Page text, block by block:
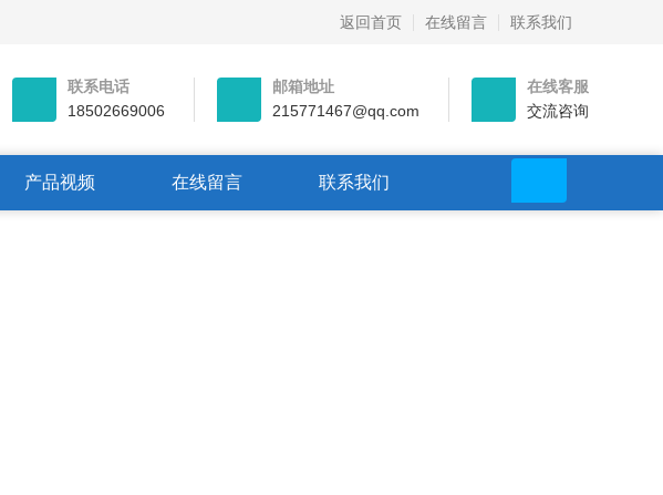
返回首页 在线留言 联系我们
联系电话
18502669006
邮箱地址
215771467@qq.com
在线客服
交流咨询
产品视频 在线留言 联系我们